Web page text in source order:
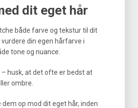
dit eget hår
både farve og tekstur til dit
din egen hårfarve i
tone og nuance.
husk, at det ofte er bedst at
ombre.
op mod dit eget hår, inden